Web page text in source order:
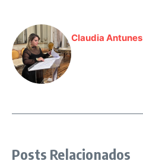
Claudia Antunes
Posts Relacionados